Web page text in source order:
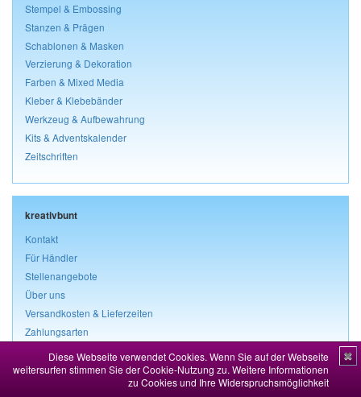
Diese Webseite verwendet Cookies. Wenn Sie auf der Webseite
weitersurfen stimmen Sie der Cookie-Nutzung zu. Weitere Informationen
zu Cookies und Ihre Widerspruchsmöglichkeit
✖
Stempel & Embossing
Stanzen & Prägen
Schablonen & Masken
Verzierung & Dekoration
Farben & Mixed Media
Kleber & Klebebänder
Werkzeug & Aufbewahrung
Kits & Adventskalender
Zeitschriften
kreativbunt
Kontakt
Für Händler
Stellenangebote
Über uns
Versandkosten & Lieferzeiten
Zahlungsarten